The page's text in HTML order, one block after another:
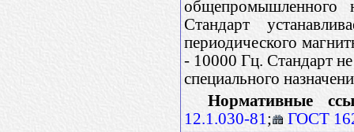
общепромышленного
Стандарт
периодического
- 10000 Гц. Стандарт
специального
Нормативные
12.1.030-81 ;
ГОСТ